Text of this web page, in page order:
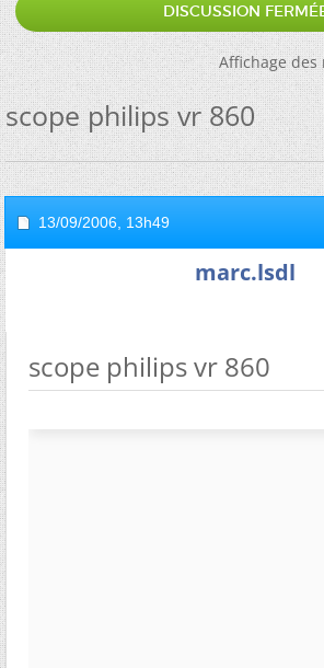
DISCUSSION
Affichage des
scope philips vr 860
13/09/2006, 13h49
marc.lsdl
scope philips vr 860